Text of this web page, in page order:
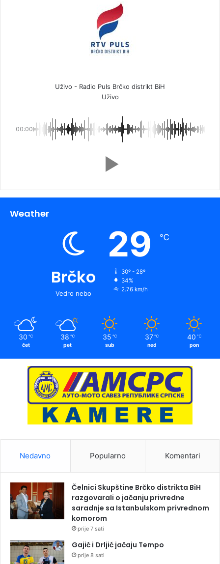
Uživo - Radio Puls Brčko distrikt BiH
Uživo
00:00
Weather
Brčko
Vedro nebo
29 ℃
30º - 28º
34%
2.76 km/h
30 ℃
čet
38 ℃
pet
35 ℃
sub
37 ℃
ned
40 ℃
pon
Nedavno Popularno Komentari
Čelnici Skupštine Brčko distrikta BiH
razgovarali o jačanju privredne
saradnje sa Istanbulskom privrednom
komorom
prije 7 sati
Gajić i Drljić jačaju Tempo
prije 8 sati